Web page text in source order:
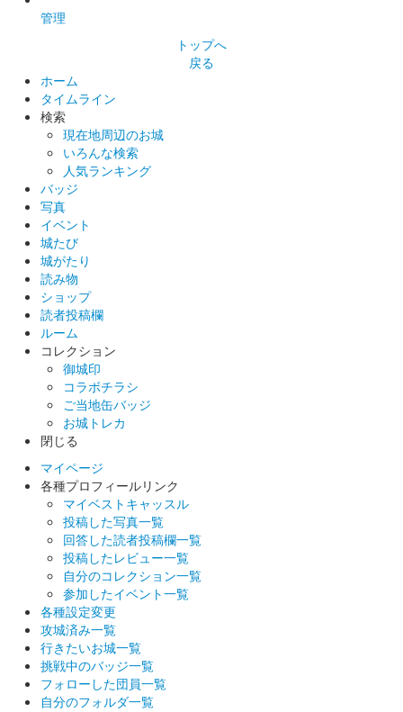
美濃金山城 登城記念御朱印
販売終了
美濃金山城址 御城印
美濃金山城 登城記念御朱印
じ）らんまる君
美濃金山城 登城記念御朱印
販売終了
四季版のひとつ。6/1〜8/31の期間限定で販売される。
美濃金山城 登城記念御朱印
販売終了
四季版のひとつ。3/1〜5/31の期間限定で販売される。
美濃金山城 登城記念御朱印
晶）
販売終了
四季版のひとつ。12/1〜2/28の期間限定で販売される。
管理
トップへ
戻る
ホーム
タイムライン
検索
現在地周辺のお城
いろんな検索
人気ランキング
バッジ
写真
イベント
城たび
城がたり
読み物
ショップ
読者投稿欄
ルーム
コレクション
御城印
コラボチラシ
ご当地缶バッジ
お城トレカ
閉じる
マイページ
各種プロフィールリンク
マイベストキャッスル
投稿した写真一覧
回答した読者投稿欄一覧
投稿したレビュー一覧
自分のコレクション一覧
参加したイベント一覧
各種設定変更
攻城済み一覧
行きたいお城一覧
挑戦中のバッジ一覧
フォローした団員一覧
自分のフォルダ一覧